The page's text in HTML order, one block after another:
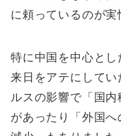
に頼っているのが実
特に中国を中心と
来日をアテにしてい
ルスの影響で「国内
があったり「外国